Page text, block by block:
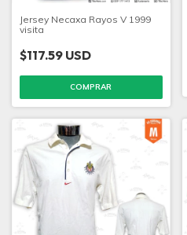
Jersey Necaxa Rayos V 1999
visita
$117.59 USD
COMPRAR